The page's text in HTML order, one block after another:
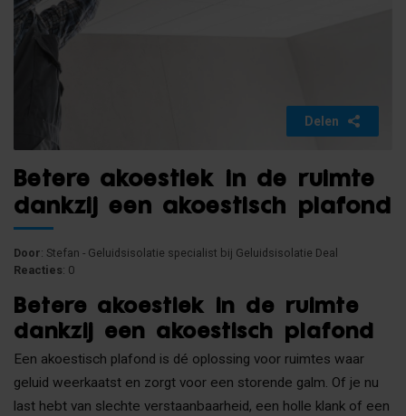
Delen
Betere akoestiek in de ruimte
dankzij een akoestisch plafond
Door: Stefan - Geluidsisolatie specialist bij Geluidsisolatie Deal
Reacties: 0
Betere akoestiek in de ruimte
dankzij een akoestisch plafond
Een akoestisch plafond is dé oplossing voor ruimtes waar
geluid weerkaatst en zorgt voor een storende galm. Of je nu
last hebt van slechte verstaanbaarheid, een holle klank of een